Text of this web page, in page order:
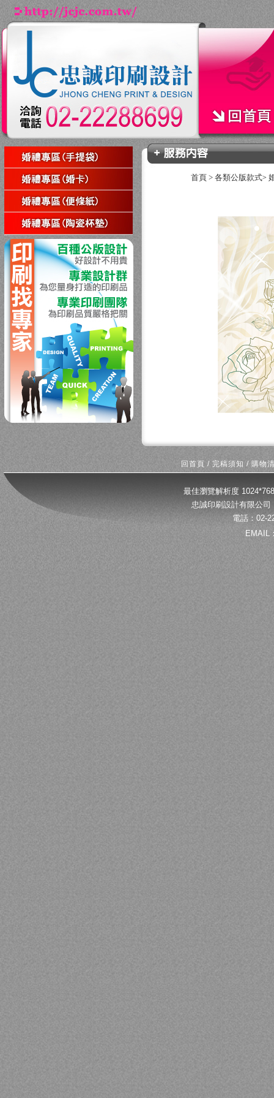
首頁 >各類公版款式>
回首頁 /完稿須知 /購物
最佳瀏覽解析度
忠誠印刷設計有限公
電話：02-
EMAIL